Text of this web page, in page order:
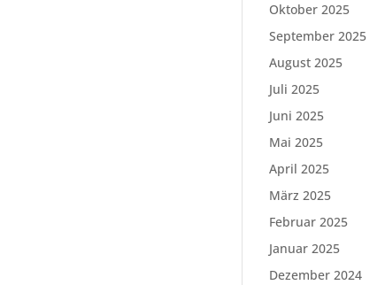
Oktober 2025
September 2025
August 2025
Juli 2025
Juni 2025
Mai 2025
April 2025
März 2025
Februar 2025
Januar 2025
Dezember 2024